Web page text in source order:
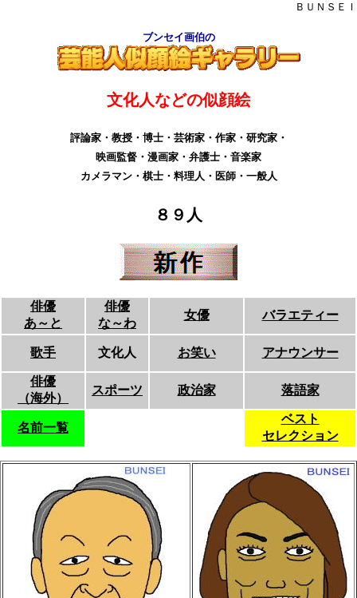
ＢＵＮＳＥＩ
ブンセイ画伯の
文化人などの似顔絵
評論家・教授・博士・芸術家・作家・研究家・
映画監督・漫画家・弁護士・音楽家
カメラマン・棋士・料理人・医師・一般人
８９人
俳優
あ～と
俳優
な～わ
女優 バラエティー
歌手 文化人 お笑い アナウンサー
俳優
（海外）
スポーツ 政治家 落語家
名前一覧
ベスト
セレクション